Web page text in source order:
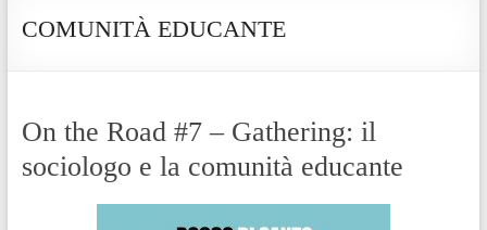
COMUNITÀ EDUCANTE
On the Road #7 – Gathering: il
sociologo e la comunità educante